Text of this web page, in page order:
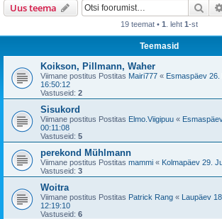
Uus teema Otsi
19 teemat • 1 . leht 1-st
Teemasid
Koikson, Pillmann, Waher
Viimane postitus Postitas Mairi777 « Esmaspäev 26.
16:50:12
Vastuseid: 2
Sisukord
Viimane postitus Postitas Elmo.Viigipuu «
00:11:08
Vastuseid: 5
perekond Mühlmann
Viimane postitus Postitas mammi « Kolmapäev 29.
Vastuseid: 3
Woitra
Viimane postitus Postitas Patrick Rang « Laupäev
12:19:10
Vastuseid: 6